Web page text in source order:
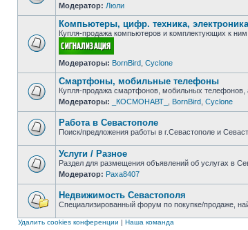
Нет
непрочитанных
сообщений
Модератор: Люли
Нет
непрочитанных
Компьютеры, цифр. техника, электроника
Купля-продажа компьютеров и комплектующих к
Модераторы: BornBird Cyclone
Нет
непрочитанных
сообщений
Смартфоны, мобильные телефоны
Купля-продажа смартфонов, мобильных телефонов,
Модераторы:
_КОСМОНАВТ_ BornBird Cyclone
непрочитанных
сообщений
Работа в Севастополе
Поиск/предложения работы в г.Севастополе и
Нет
непрочитанных
сообщений
Услуги / Разное
Раздел для размещения объявлений об услугах в
Модератор: Paxa8407
непрочитанных
сообщений
Недвижимость Севастополя
Специализированный форум по покупке/продаже,
Удалить cookies конференции | Наша команда